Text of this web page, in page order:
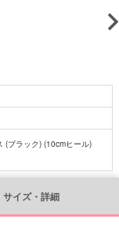
(ブラック) (10cmヒール)
サイズ・詳細